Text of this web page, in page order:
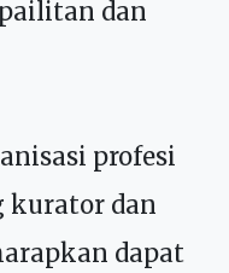
dan
profesi
kurator dan
dapat